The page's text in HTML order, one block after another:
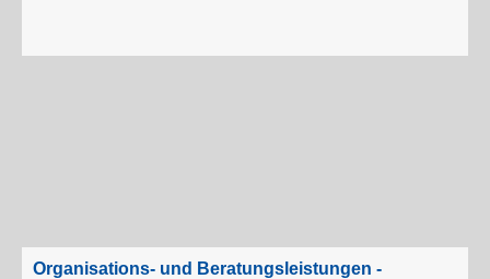
Organisations- und Beratungsleistungen -